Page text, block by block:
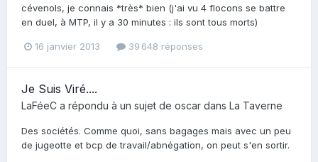
cévenols, je connais *très* bien (j'ai vu 4 flocons se battre
en duel, à MTP, il y a 30 minutes : ils sont tous morts)
16 janvier 2013 39 648 réponses
Je Suis Viré....
LaFéeC a répondu à un sujet de oscar dans La Taverne
Des sociétés. Comme quoi, sans bagages mais avec un peu
de jugeotte et bcp de travail/abnégation, on peut s'en sortir.